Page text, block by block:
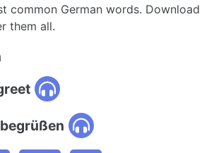
common German words. Download
them all.